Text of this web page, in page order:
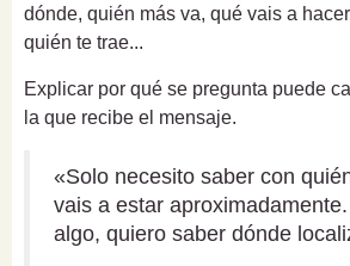
dónde, quién más va, qué vais a
quién te trae...
Explicar por qué se pregunta puede
la que recibe el mensaje.
«Solo necesito saber con
vais a estar
algo, quiero saber dónde